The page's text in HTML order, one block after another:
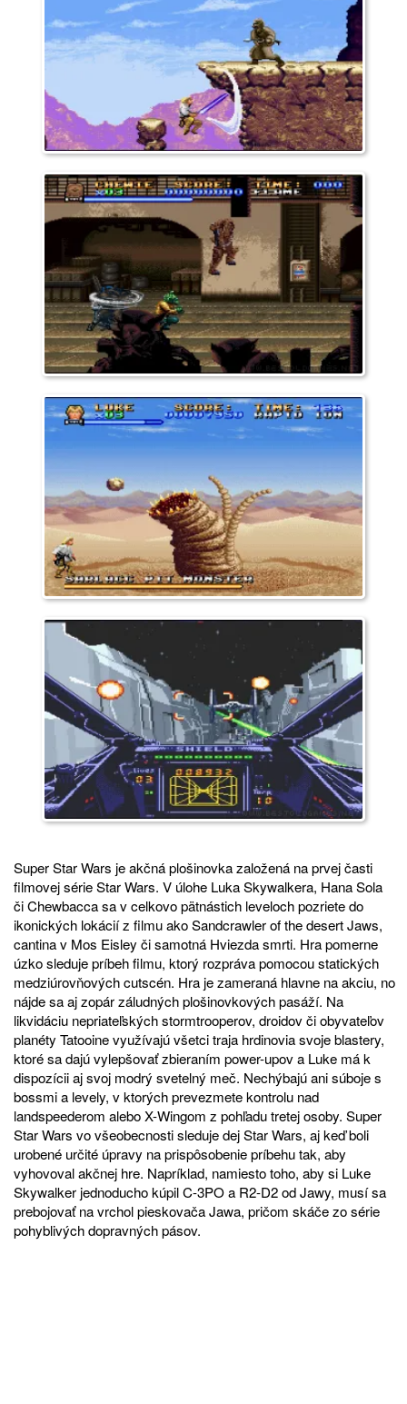
Super Star Wars je akčná plošinovka založená na prvej časti
filmovej série Star Wars. V úlohe Luka Skywalkera, Hana Sola
či Chewbacca sa v celkovo pätnástich leveloch pozriete do
ikonických lokácií z filmu ako Sandcrawler of the desert Jaws,
cantina v Mos Eisley či samotná Hviezda smrti. Hra pomerne
úzko sleduje príbeh filmu, ktorý rozpráva pomocou statických
medziúrovňových cutscén. Hra je zameraná hlavne na akciu, no
nájde sa aj zopár záludných plošinovkových pasáží. Na
likvidáciu nepriateľských stormtrooperov, droidov či obyvateľov
planéty Tatooine využívajú všetci traja hrdinovia svoje blastery,
ktoré sa dajú vylepšovať zbieraním power-upov a Luke má k
dispozícii aj svoj modrý svetelný meč. Nechýbajú ani súboje s
bossmi a levely, v ktorých prevezmete kontrolu nad
landspeederom alebo X-Wingom z pohľadu tretej osoby. Super
Star Wars vo všeobecnosti sleduje dej Star Wars, aj keď boli
urobené určité úpravy na prispôsobenie príbehu tak, aby
vyhovoval akčnej hre. Napríklad, namiesto toho, aby si Luke
Skywalker jednoducho kúpil C-3PO a R2-D2 od Jawy, musí sa
prebojovať na vrchol pieskovača Jawa, pričom skáče zo série
pohyblivých dopravných pásov.